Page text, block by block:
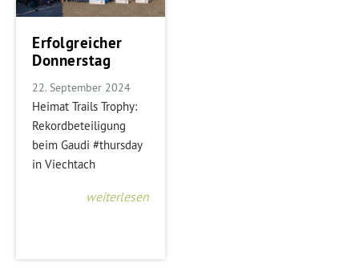
Erfolgreicher
Donnerstag
22. September 2024
Heimat Trails Trophy:
Rekordbeteiligung
beim Gaudi #thursday
in Viechtach
weiterlesen